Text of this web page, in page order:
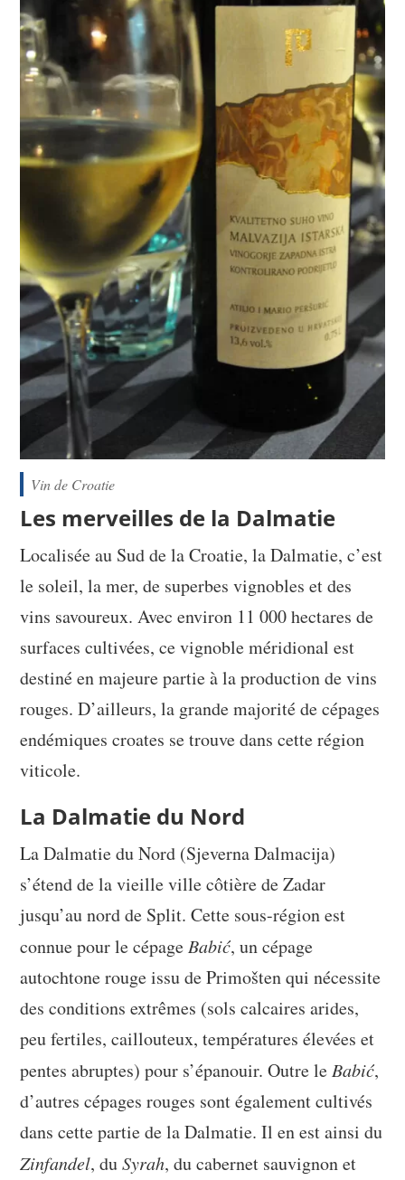
Vin de Croatie
Les merveilles de la Dalmatie
Localisée au Sud de la Croatie, la Dalmatie, c’est
le soleil, la mer, de superbes vignobles et des
vins savoureux. Avec environ 11 000 hectares de
surfaces cultivées, ce vignoble méridional est
destiné en majeure partie à la production de vins
rouges. D’ailleurs, la grande majorité de cépages
endémiques croates se trouve dans cette région
viticole.
La Dalmatie du Nord
La Dalmatie du Nord (Sjeverna Dalmacija)
s’étend de la vieille ville côtière de Zadar
jusqu’au nord de Split. Cette sous-région est
connue pour le cépageBabić, un cépage
autochtone rouge issu de Primošten qui nécessite
des conditions extrêmes (sols calcaires arides,
peu fertiles, caillouteux, températures élevées et
pentes abruptes) pour s’épanouir. Outre leBabić,
d’autres cépages rouges sont également cultivés
dans cette partie de la Dalmatie. Il en est ainsi du
Zinfandel, duSyrah, du cabernet sauvignon et